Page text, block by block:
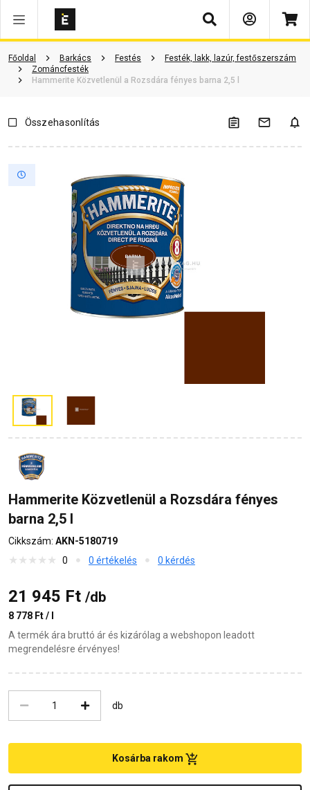
Keresés
Főoldal Barkács Festés
Festék, lakk, lazúr, festőszerszám
Zománcfesték
Hammerite Közvetlenül a Rozsdára fényes barna 2,5 l
Termékinformáció Kérdések és válaszok
Összehasonlítás
Hammerite Közvetlenül a Rozsdára fényes
barna 2,5 l
Cikkszám: AKN-5180719
0
0 értékelés 0 kérdés
21 945 Ft /db
8 778 Ft / l
A termék ára bruttó ár és kizárólag a webshopon leadott
megrendelésre érvényes!
db
Kosárba rakom